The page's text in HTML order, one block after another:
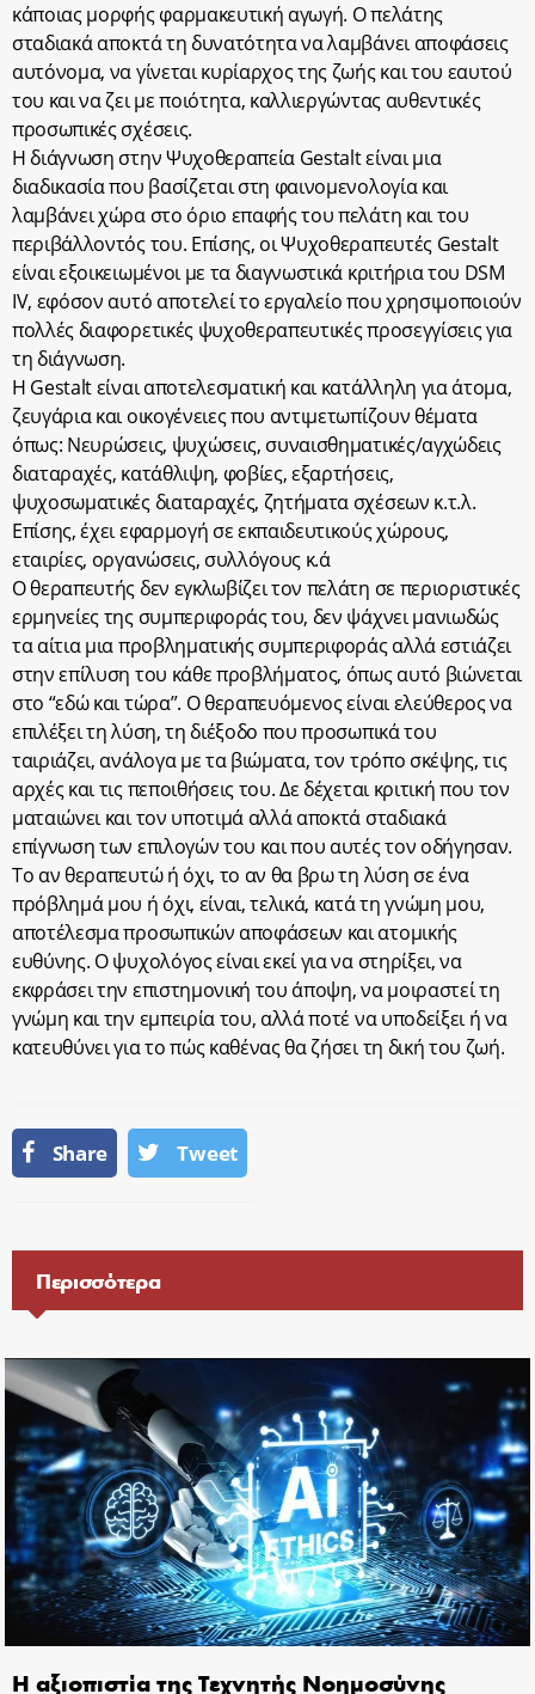
κάποιας μορφής φαρμακευτική αγωγή. Ο πελάτης
σταδιακά αποκτά τη δυνατότητα να λαμβάνει αποφάσεις
αυτόνομα, να γίνεται κυρίαρχος της ζωής και του εαυτού
του και να ζει με ποιότητα, καλλιεργώντας αυθεντικές
προσωπικές σχέσεις.
Η διάγνωση στην Ψυχοθεραπεία Gestalt είναι μια
διαδικασία που βασίζεται στη φαινομενολογία και
λαμβάνει χώρα στο όριο επαφής του πελάτη και του
περιβάλλοντός του. Επίσης, οι Ψυχοθεραπευτές Gestalt
είναι εξοικειωμένοι με τα διαγνωστικά κριτήρια του DSM
IV, εφόσον αυτό αποτελεί το εργαλείο που χρησιμοποιούν
πολλές διαφορετικές ψυχοθεραπευτικές προσεγγίσεις για
τη διάγνωση.
Η Gestalt είναι αποτελεσματική και κατάλληλη για άτομα,
ζευγάρια και οικογένειες που αντιμετωπίζουν θέματα
όπως: Νευρώσεις, ψυχώσεις, συναισθηματικές/αγχώδεις
διαταραχές, κατάθλιψη, φοβίες, εξαρτήσεις,
ψυχοσωματικές διαταραχές, ζητήματα σχέσεων κ.τ.λ.
Επίσης, έχει εφαρμογή σε εκπαιδευτικούς χώρους,
εταιρίες, οργανώσεις, συλλόγους κ.ά
Ο θεραπευτής δεν εγκλωβίζει τον πελάτη σε περιοριστικές
ερμηνείες της συμπεριφοράς του, δεν ψάχνει μανιωδώς
τα αίτια μια προβληματικής συμπεριφοράς αλλά εστιάζει
στην επίλυση του κάθε προβλήματος, όπως αυτό βιώνεται
στο “εδώ και τώρα”. Ο θεραπευόμενος είναι ελεύθερος να
επιλέξει τη λύση, τη διέξοδο που προσωπικά του
ταιριάζει, ανάλογα με τα βιώματα, τον τρόπο σκέψης, τις
αρχές και τις πεποιθήσεις του. Δε δέχεται κριτική που τον
ματαιώνει και τον υποτιμά αλλά αποκτά σταδιακά
επίγνωση των επιλογών του και που αυτές τον οδήγησαν.
Το αν θεραπευτώ ή όχι, το αν θα βρω τη λύση σε ένα
πρόβλημά μου ή όχι, είναι, τελικά, κατά τη γνώμη μου,
αποτέλεσμα προσωπικών αποφάσεων και ατομικής
ευθύνης. Ο ψυχολόγος είναι εκεί για να στηρίξει, να
εκφράσει την επιστημονική του άποψη, να μοιραστεί τη
γνώμη και την εμπειρία του, αλλά ποτέ να υποδείξει ή να
κατευθύνει για το πώς καθένας θα ζήσει τη δική του ζωή.
Share Tweet
Περισσότερα
Η αξιοπιστία της Τεχνητής Νοημοσύνης